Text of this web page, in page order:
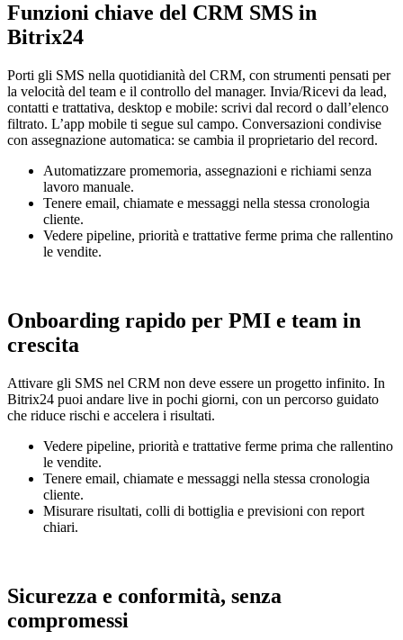
Funzioni chiave del CRM SMS in
Bitrix24
Porti gli SMS nella quotidianità del CRM, con strumenti pensati per
la velocità del team e il controllo del manager. Invia/Ricevi da lead,
contatti e trattativa, desktop e mobile: scrivi dal record o dall’elenco
filtrato. L’app mobile ti segue sul campo. Conversazioni condivise
con assegnazione automatica: se cambia il proprietario del record.
Automatizzare promemoria, assegnazioni e richiami senza
lavoro manuale.
Tenere email, chiamate e messaggi nella stessa cronologia
cliente.
Vedere pipeline, priorità e trattative ferme prima che rallentino
le vendite.
Onboarding rapido per PMI e team in
crescita
Attivare gli SMS nel CRM non deve essere un progetto infinito. In
Bitrix24 puoi andare live in pochi giorni, con un percorso guidato
che riduce rischi e accelera i risultati.
Vedere pipeline, priorità e trattative ferme prima che rallentino
le vendite.
Tenere email, chiamate e messaggi nella stessa cronologia
cliente.
Misurare risultati, colli di bottiglia e previsioni con report
chiari.
Sicurezza e conformità, senza
compromessi